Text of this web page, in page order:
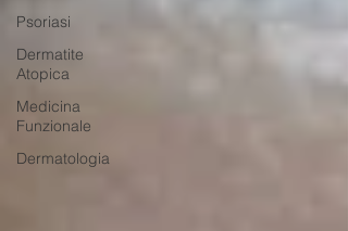
Psoriasi
Dermatite
Atopica
Medicina
Funzionale
Dermatologia